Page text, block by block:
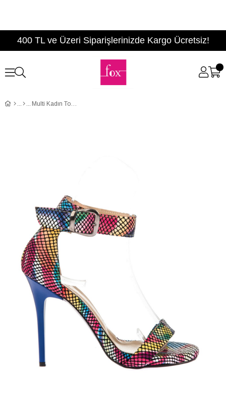
400 TL ve Üzeri Siparişlerinizde Kargo Ücretsiz!
Multi Kadın Topuklu Ayakkabı D922107907